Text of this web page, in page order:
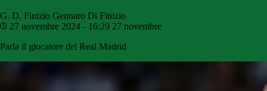
G. D. Finizio Gennaro Di Finizio
27 novembre 2024 - 16:29 27 novembre
Parla il giocatore del Real Madrid